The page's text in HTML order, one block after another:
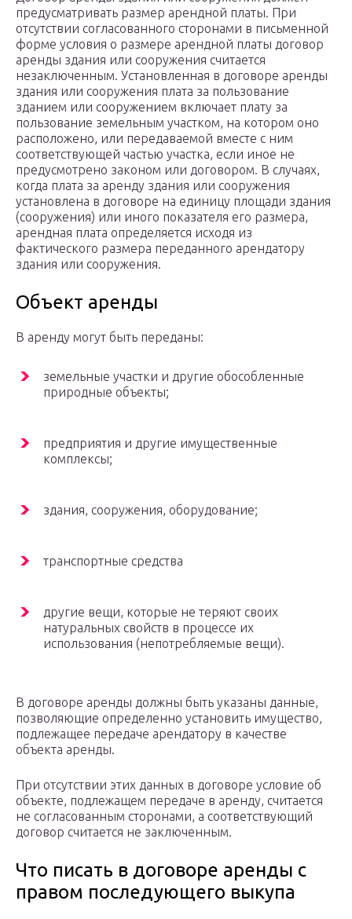
предусматривать размер арендной платы. При
отсутствии согласованного сторонами в письменной
форме условия о размере арендной платы договор
аренды здания или сооружения считается
незаключенным. Установленная в договоре аренды
здания или сооружения плата за пользование
зданием или сооружением включает плату за
пользование земельным участком, на котором оно
расположено, или передаваемой вместе с ним
соответствующей частью участка, если иное не
предусмотрено законом или договором. В случаях,
когда плата за аренду здания или сооружения
установлена в договоре на единицу площади здания
(сооружения) или иного показателя его размера,
арендная плата определяется исходя из
фактического размера переданного арендатору
здания или сооружения.
Объект аренды
В аренду могут быть переданы:
земельные участки и другие обособленные
природные объекты;
предприятия и другие имущественные
комплексы;
здания, сооружения, оборудование;
транспортные средства
другие вещи, которые не теряют своих
натуральных свойств в процессе их
использования (непотребляемые вещи).
В договоре аренды должны быть указаны данные,
позволяющие определенно установить имущество,
подлежащее передаче арендатору в качестве
объекта аренды.
При отсутствии этих данных в договоре условие об
объекте, подлежащем передаче в аренду, считается
не согласованным сторонами, а соответствующий
договор считается не заключенным.
Что писать в договоре аренды с
правом последующего выкупа